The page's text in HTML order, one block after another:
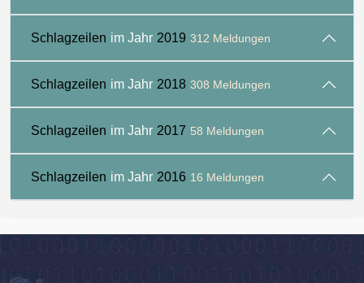
Schlagzeilen im Jahr 2019 312 Meldungen
Schlagzeilen im Jahr 2018 308 Meldungen
Schlagzeilen im Jahr 2017 58 Meldungen
Schlagzeilen im Jahr 2016 16 Meldungen